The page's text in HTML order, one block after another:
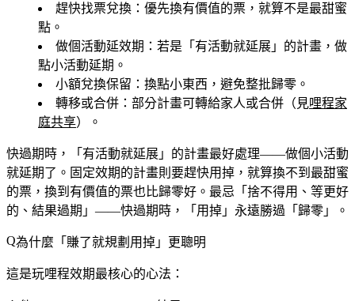
趕快找票兌換 ：優先換有價值的票，就算不是最甜蜜
點。
做個活動延效期 ：若是「有活動就延展」的計畫，做
點小活動延期。
小額兌換保留 ：換點小東西，避免整批歸零。
轉移或合併 ：部分計畫可轉給家人或合併（見哩程家
庭共享）。
快過期時，「有活動就延展」的計畫最好處理——做個小活動
就延期了。固定效期的計畫則要趕快用掉，就算換不到最甜蜜
的票，換到有價值的票也比歸零好。最忌「捨不得用、等更好
的、結果過期」——快過期時，「用掉」永遠勝過「歸零」。
為什麼「賺了就規劃用掉」更聰明
這是玩哩程效期最核心的心法：